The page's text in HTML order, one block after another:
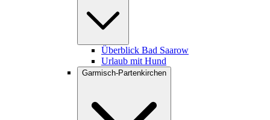
Überblick Bad Saarow
Urlaub mit Hund
Garmisch-Partenkirchen